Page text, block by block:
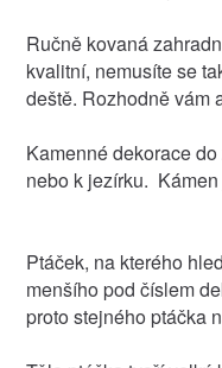
Ručně kovaná
kvalitní, nemusíte se
deště. Rozhodně vám
Kamenné dekorace
nebo k jezírku.
Ptáček, na kterého
menšího pod číslem
proto stejného ptáčka